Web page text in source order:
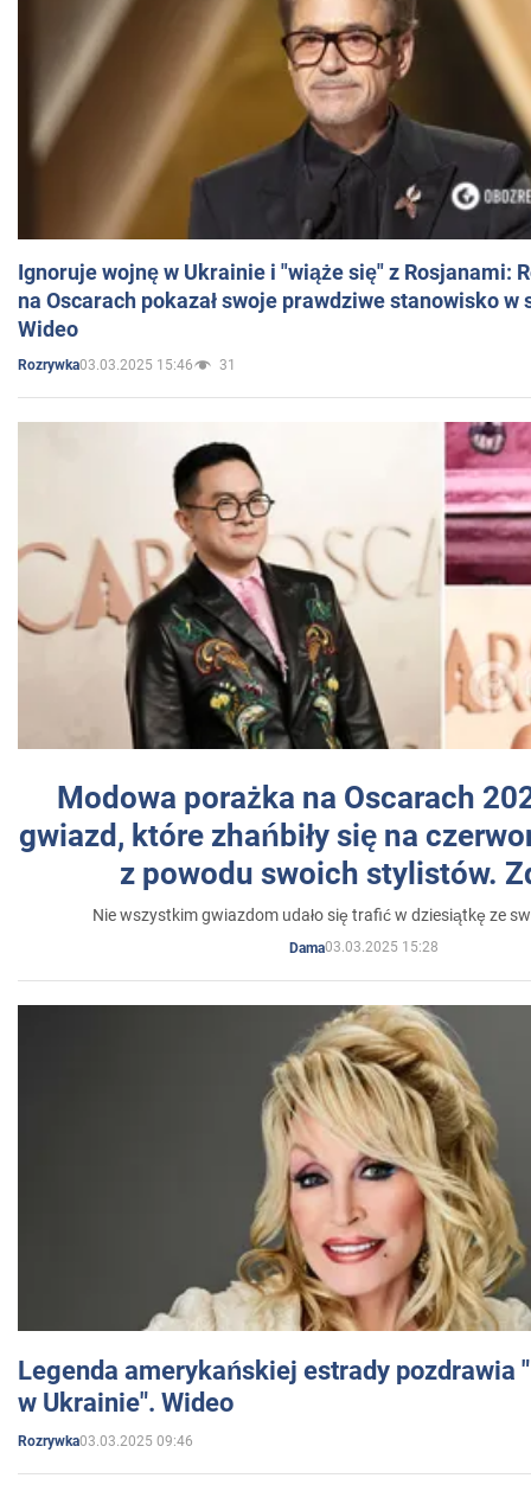
Ignoruje wojnę w Ukrainie i "wiąże się" z Rosjanami:
na Oscarach pokazał swoje prawdziwe stanowisko w
Wideo
Rozrywka03.03.2025 15:46 31
Modowa porażka na Oscarach
gwiazd, które zhańbiły się na
z powodu swoich stylistów.
Nie wszystkim gwiazdom udało się trafić w dziesiątkę ze
Dama03.03.2025 15:28
Legenda amerykańskiej estrady pozdrawia
w Ukrainie". Wideo
Rozrywka03.03.2025 09:46